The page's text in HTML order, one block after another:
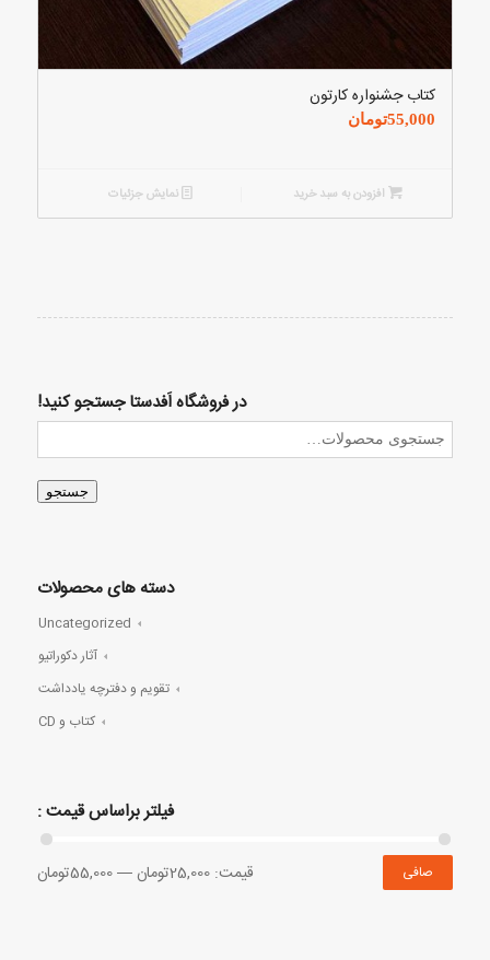
کتاب جشنواره کارتون
55,000تومان
افزودن به سبد خرید نمایش جزئیات
در فروشگاه اَفدستا جستجو کنید!
جستجو
دسته های محصولات
Uncategorized
آثار دکوراتیو
تقویم و دفترچه یادداشت
کتاب و CD
فیلتر براساس قیمت :
صافی قيمت:25,000تومان —55,000تومان